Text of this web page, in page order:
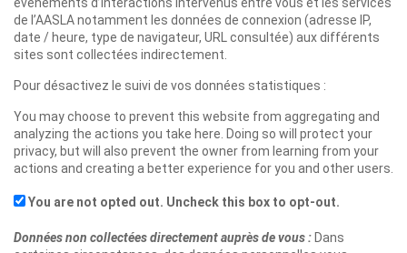
de l’AASLA notamment les données de connexion (adresse IP,
date / heure, type de navigateur, URL consultée) aux différents
sites sont collectées indirectement.
Pour désactivez le suivi de vos données statistiques :
You may choose to prevent this website from aggregating and
analyzing the actions you take here. Doing so will protect your
privacy, but will also prevent the owner from learning from your
actions and creating a better experience for you and other users.
You are not opted out. Uncheck this box to opt-out.
Données non collectées directement auprès de vous : Dans